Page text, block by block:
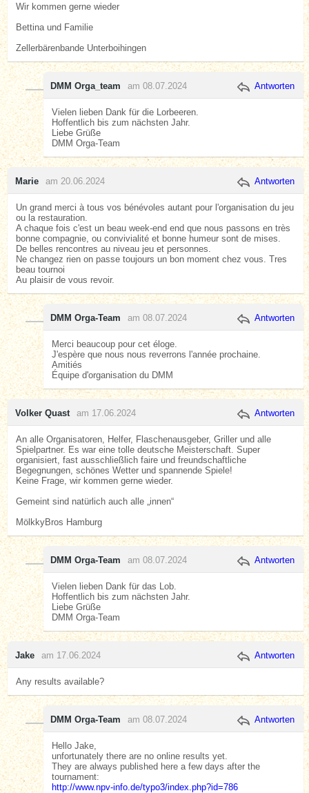
Wir kommen gerne wieder
Bettina und Familie
Zellerbärenbande Unterboihingen
DMM Orga_team am 08.07.2024 Antworten
Vielen lieben Dank für die Lorbeeren.
Hoffentlich bis zum nächsten Jahr.
Liebe Grüße
DMM Orga-Team
Marie am 20.06.2024 Antworten
Un grand merci à tous vos bénévoles autant pour l'organisation du jeu
ou la restauration.
A chaque fois c'est un beau week-end end que nous passons en très
bonne compagnie, ou convivialité et bonne humeur sont de mises.
De belles rencontres au niveau jeu et personnes.
Ne changez rien on passe toujours un bon moment chez vous. Tres
beau tournoi
Au plaisir de vous revoir.
DMM Orga-Team am 08.07.2024 Antworten
Merci beaucoup pour cet éloge.
J'espère que nous nous reverrons l'année prochaine.
Amitiés
Équipe d'organisation du DMM
Volker Quast am 17.06.2024 Antworten
An alle Organisatoren, Helfer, Flaschenausgeber, Griller und alle
Spielpartner. Es war eine tolle deutsche Meisterschaft. Super
organisiert, fast ausschließlich faire und freundschaftliche
Begegnungen, schönes Wetter und spannende Spiele!
Keine Frage, wir kommen gerne wieder.
Gemeint sind natürlich auch alle „innen“
MölkkyBros Hamburg
DMM Orga-Team am 08.07.2024 Antworten
Vielen lieben Dank für das Lob.
Hoffentlich bis zum nächsten Jahr.
Liebe Grüße
DMM Orga-Team
Jake am 17.06.2024 Antworten
Any results available?
DMM Orga-Team am 08.07.2024 Antworten
Hello Jake,
unfortunately there are no online results yet.
They are always published here a few days after the
tournament:
http://www.npv-info.de/typo3/index.php?id=786